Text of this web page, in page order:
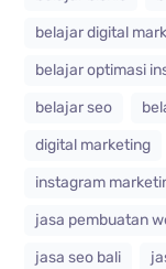
belajar digital
belajar optimasi
belajar seo
digital marketing
instagram
jasa pembuatan
jasa seo bali